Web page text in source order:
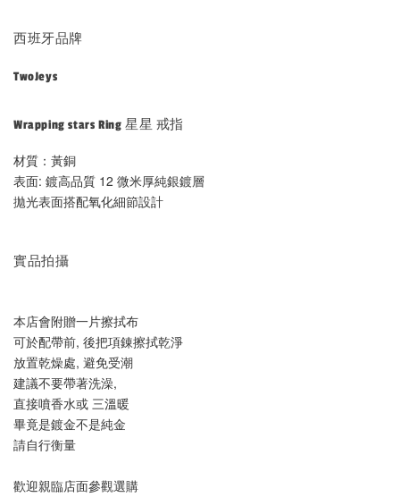
西班牙品牌
TwoJeys
Wrapping stars Ring 星星 戒指
材質：黃銅
表面: 鍍高品質 12 微米厚純銀鍍層
拋光表面搭配氧化細節設計
實品拍攝
本店會附贈一片擦拭布
可於配帶前, 後把項錬擦拭乾淨
放置乾燥處, 避免受潮
建議不要帶著洗澡,
直接噴香水或 三溫暖
畢竟是鍍金不是純金
請自行衡量
歡迎親臨店面參觀選購